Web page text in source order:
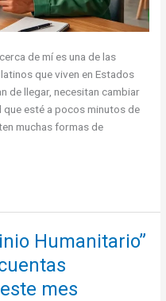
de mí es una de las
que viven en Estados
de llegar, necesitan cambiar
esté a pocos minutos de
muchas formas de
Humanitario”
mes